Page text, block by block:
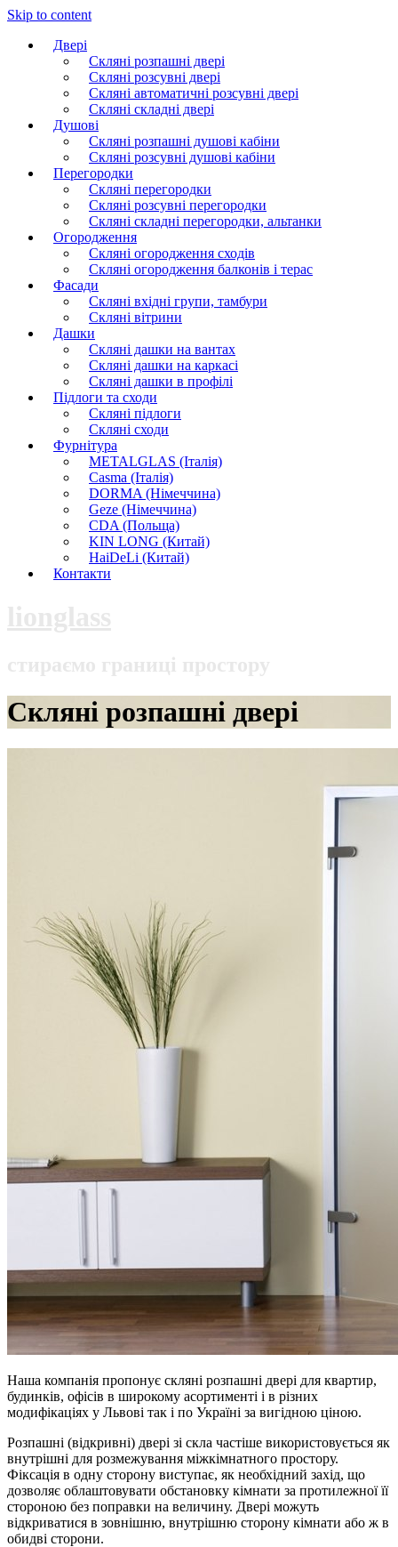
Skip to content
Двері
Скляні розпашні двері
Скляні розсувні двері
Скляні автоматичні розсувні двері
Скляні складні двері
Душові
Скляні розпашні душові кабіни
Скляні розсувні душові кабіни
Перегородки
Скляні перегородки
Скляні розсувні перегородки
Скляні складні перегородки, альтанки
Огородження
Скляні огородження сходів
Скляні огородження балконів і терас
Фасади
Скляні вхідні групи, тамбури
Скляні вітрини
Дашки
Скляні дашки на вантах
Скляні дашки на каркасі
Скляні дашки в профілі
Підлоги та сходи
Скляні підлоги
Скляні сходи
Фурнітура
METALGLAS (Італія)
Casma (Італія)
DORMA (Німеччина)
Geze (Німеччина)
CDA (Польща)
KIN LONG (Китай)
HaiDeLi (Китай)
Контакти
Скляні розпашні двері
Наша компанія пропонує скляні розпашні двері для квартир,
будинків, офісів в широкому асортименті і в різних
модифікаціях у Львові так і по Україні за вигідною ціною.
Розпашні (відкривні) двері зі скла частіше використовується як
внутрішні для розмежування міжкімнатного простору.
Фіксація в одну сторону виступає, як необхідний захід, що
дозволяє облаштовувати обстановку кімнати за протилежної її
стороною без поправки на величину. Двері можуть
відкриватися в зовнішню, внутрішню сторону кімнати або ж в
обидві сторони.